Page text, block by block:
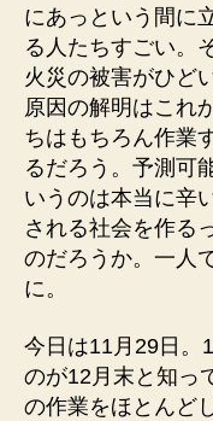
にあっという間に
る人たちすごい。
火災の被害がひど
原因の解明はこれ
ちはもちろん作業
るだろう。予測可
いうのは本当に辛
される社会を作る
のだろうか。一人
に。
今日は11月29日。
のが12月末と知っ
の作業をほとんど